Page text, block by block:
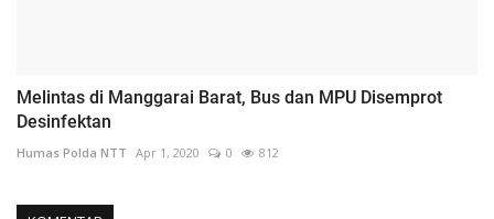
Melintas di Manggarai Barat, Bus dan MPU Disemprot
Desinfektan
Humas Polda NTT Apr 1, 2020 0 812